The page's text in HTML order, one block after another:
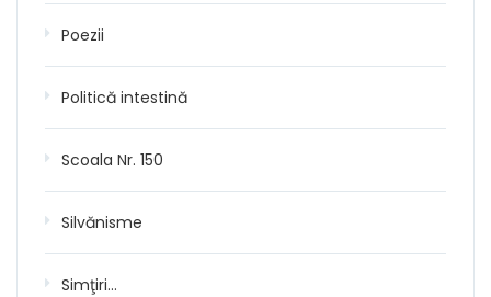
Poezii
Politică intestină
Scoala Nr. 150
Silvănisme
Simţiri…